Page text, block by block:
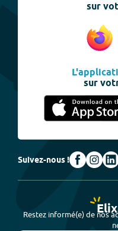
sur
sur
Suivez-nous !
Restez informé(e) de nos